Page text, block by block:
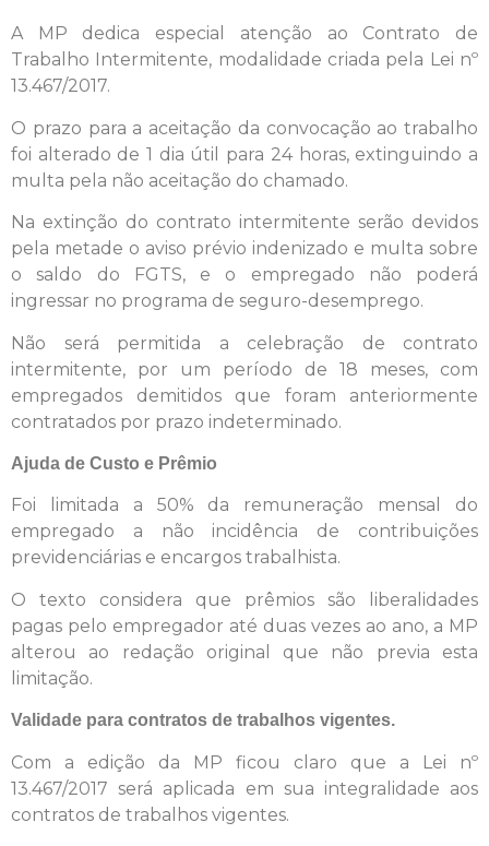
A MP dedica especial atenção ao Contrato de
Trabalho Intermitente, modalidade criada pela Lei nº
13.467/2017.
O prazo para a aceitação da convocação ao trabalho
foi alterado de 1 dia útil para 24 horas, extinguindo a
multa pela não aceitação do chamado.
Na extinção do contrato intermitente serão devidos
pela metade o aviso prévio indenizado e multa sobre
o saldo do FGTS, e o empregado não poderá
ingressar no programa de seguro-desemprego.
Não será permitida a celebração de contrato
intermitente, por um período de 18 meses, com
empregados demitidos que foram anteriormente
contratados por prazo indeterminado.
Ajuda de Custo e Prêmio
Foi limitada a 50% da remuneração mensal do
empregado a não incidência de contribuições
previdenciárias e encargos trabalhista.
O texto considera que prêmios são liberalidades
pagas pelo empregador até duas vezes ao ano, a MP
alterou ao redação original que não previa esta
limitação.
Validade para contratos de trabalhos vigentes.
Com a edição da MP ficou claro que a Lei nº
13.467/2017 será aplicada em sua integralidade aos
contratos de trabalhos vigentes.